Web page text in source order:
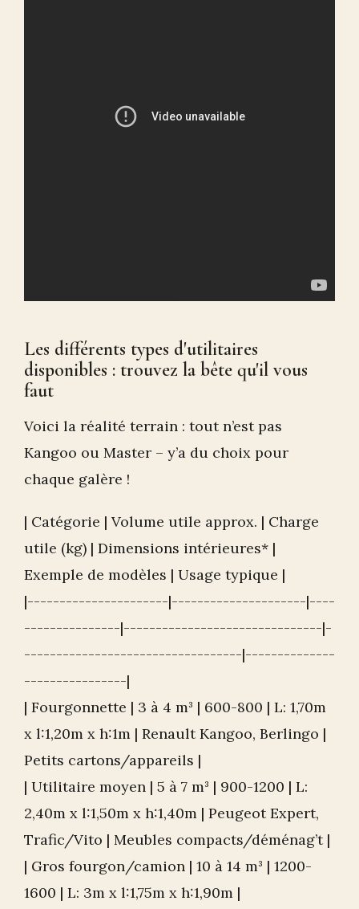
Les différents types d'utilitaires
disponibles : trouvez la bête qu'il vous
faut
Voici la réalité terrain : tout n’est pas
Kangoo ou Master – y’a du choix pour
chaque galère !
| Catégorie | Volume utile approx. | Charge
utile (kg) | Dimensions intérieures* |
Exemple de modèles | Usage typique |
|----------------------|---------------------|----
---------------|-------------------------------|-
----------------------------------|--------------
----------------|
| Fourgonnette | 3 à 4 m³ | 600-800 | L: 1,70m
x l:1,20m x h:1m | Renault Kangoo, Berlingo |
Petits cartons/appareils |
| Utilitaire moyen | 5 à 7 m³ | 900-1200 | L:
2,40m x l:1,50m x h:1,40m | Peugeot Expert,
Trafic/Vito | Meubles compacts/déménag’t |
| Gros fourgon/camion | 10 à 14 m³ | 1200-
1600 | L: 3m x l:1,75m x h:1,90m |